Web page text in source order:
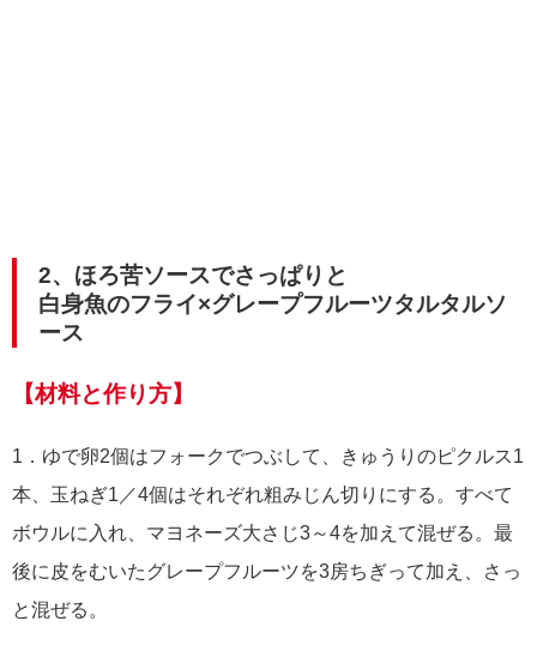
2、ほろ苦ソースでさっぱりと
白身魚のフライ×グレープフルーツタルタルソ
ース
【材料と作り方】
1．ゆで卵2個はフォークでつぶして、きゅうりのピクルス1
本、玉ねぎ1／4個はそれぞれ粗みじん切りにする。すべて
ボウルに入れ、マヨネーズ大さじ3～4を加えて混ぜる。最
後に皮をむいたグレープフルーツを3房ちぎって加え、さっ
と混ぜる。